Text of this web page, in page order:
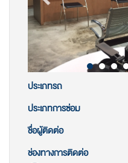
ประเภทรถ
ประเภทการซ่อม
ชื่อผู้ติดต่อ
ช่องทางการติดต่อ